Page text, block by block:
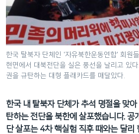
네
비
이
션
으
동
검
색
한국 탈북자 단체인 '자유북한운동연합' 회원
현면에서 대북전단을 실은 풍선을 날리고 있
권을 규탄하는 대형 플래카드를 매달았다.
한국 내 탈북자 단체가 추석 명절을 맞
탄하는 전단을 북한에 살포했습니다. 공
단 살포는 4차 핵실험 직후 때와는 달리